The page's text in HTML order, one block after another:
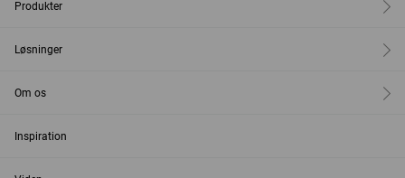
Produkter
Løsninger
Om os
Inspiration